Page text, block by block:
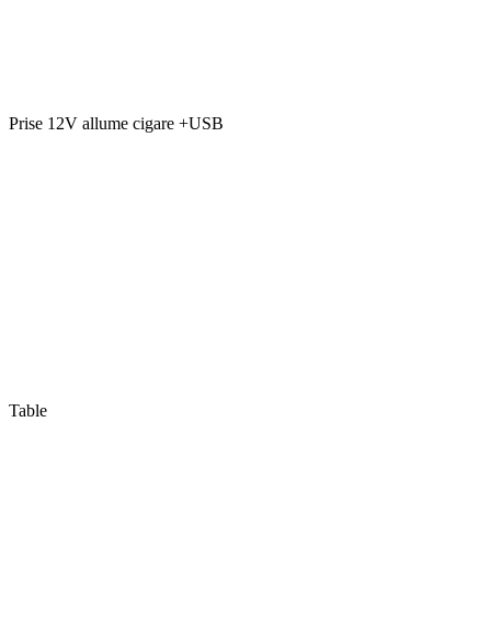
Prise 12V allume cigare +USB
Table